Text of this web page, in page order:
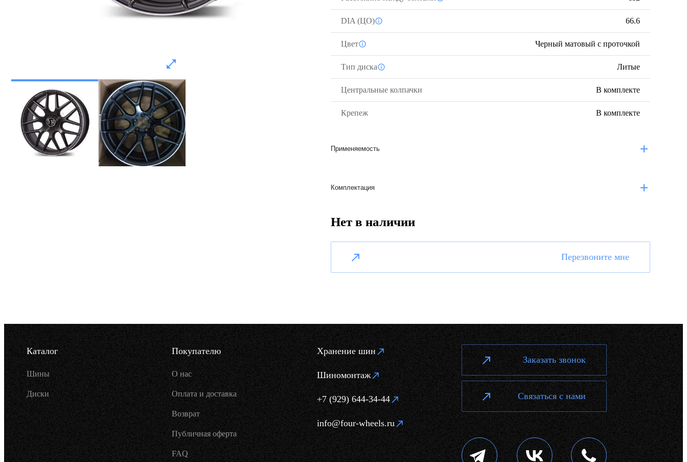
DIA (ЦО) 66.6
Цвет Черный матовый с проточкой
Тип диска Литые
Центральные колпачки В комплекте
Крепеж В комплекте
Применяемость
Комплектация
Нет в наличии
Перезвоните мне
Каталог
Шины
Диски
Покупателю
О нас
Оплата и доставка
Возврат
Публичная оферта
FAQ
Хранение шин
Шиномонтаж
+7 (929) 644-34-44
info@four-wheels.ru
Заказать звонок
Связаться с нами